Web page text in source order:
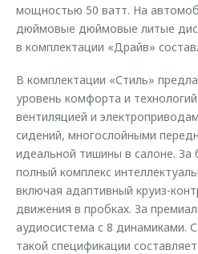
мощностью 50 ватт. На
дюймовые дюймовые литые
в комплектации «Драйв»
В комплектации «Стиль»
уровень комфорта и
вентиляцией и
сидений, многослойными
идеальной тишины в салоне. За
полный комплекс
включая адаптивный круиз-
движения в пробках. За
аудиосистема с 8 динамиками.
такой спецификации